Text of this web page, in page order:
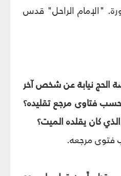
"الإمام الراحل" قدس
نيابة عن شخص آخر
فتاوى مرجع تقليده؟
كان يقلده الميت؟
مرجعه.